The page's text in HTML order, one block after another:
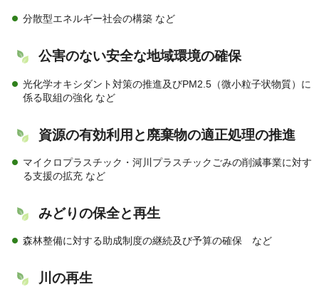
分散型エネルギー社会の構築 など
公害のない安全な地域環境の確保
光化学オキシダント対策の推進及びPM2.5（微小粒子状物質）に
係る取組の強化 など
資源の有効利用と廃棄物の適正処理の推進
マイクロプラスチック・河川プラスチックごみの削減事業に対す
る支援の拡充 など
みどりの保全と再生
森林整備に対する助成制度の継続及び予算の確保 など
川の再生